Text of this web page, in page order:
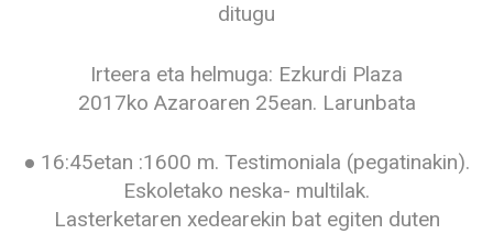
ditugu
Irteera eta helmuga: Ezkurdi Plaza
2017ko Azaroaren 25ean. Larunbata
● 16:45etan :1600 m. Testimoniala (pegatinakin).
Eskoletako neska- multilak.
Lasterketaren xedearekin bat egiten duten